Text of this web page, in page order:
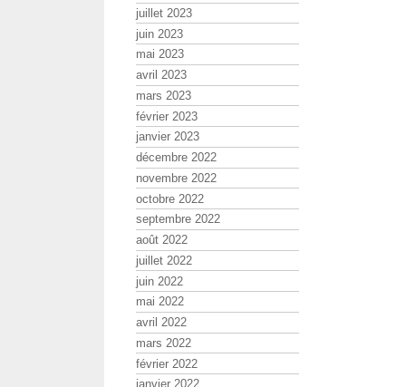
juillet 2023
juin 2023
mai 2023
avril 2023
mars 2023
février 2023
janvier 2023
décembre 2022
novembre 2022
octobre 2022
septembre 2022
août 2022
juillet 2022
juin 2022
mai 2022
avril 2022
mars 2022
février 2022
janvier 2022